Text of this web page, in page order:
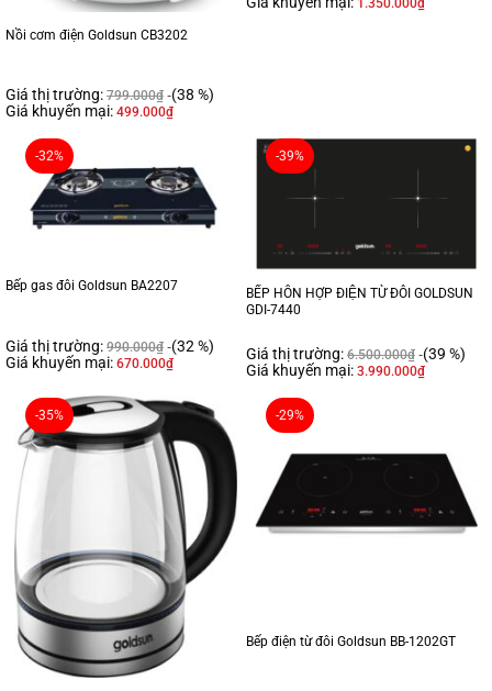
Nồi cơm điện Goldsun CB3202
Giá thị trường: 799.000₫ (38 %)
Giá khuyến mại: 499.000₫
1.350.000₫
-32%
Bếp gas đôi Goldsun BA2207
Giá thị trường: 990.000₫ (32 %)
Giá khuyến mại: 670.000₫
-39%
BẾP HỖN HỢP ĐIỆN TỪ ĐÔI GOLDSUN
GDI-7440
Giá thị trường: 6.500.000₫ (39 %)
Giá khuyến mại: 3.990.000₫
-35% -29%
Bếp điện từ đôi Goldsun BB-1202GT